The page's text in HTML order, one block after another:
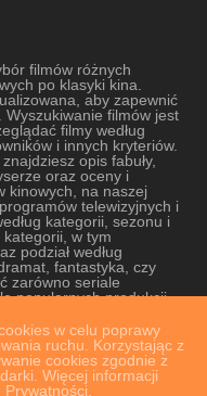
w celu poprawy
ruchu. Korzystając z
cookies zgodnie z
Więcej informacji
filmów różnych
po klasyki kina.
aby zapewnić
filmów jest
filmy według
i innych kryteriów.
opis fabuły,
oraz oceny i
kinowych, na naszej
telewizyjnych i
kategorii, sezonu i
w tym
podział według
fantastyka, czy
zarówno seriale
popularnych produkcji
szeroki wybór seriali,
które cieszą się kultową
bardzo łatwa w
niej wszystko, czego
że nasza strona z
przypadnie Ci do gustu